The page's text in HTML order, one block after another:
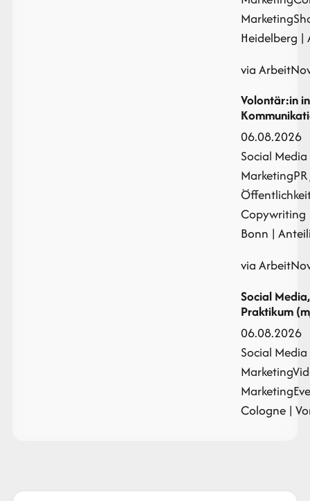
Marketing
Heidelberg |
via
Volontär:in
06.08.2026
Social
Marketing
Copywriting
Bonn |
via
Social
Praktikum
06.08.2026
Social
Marketing
Marketing
Cologne |